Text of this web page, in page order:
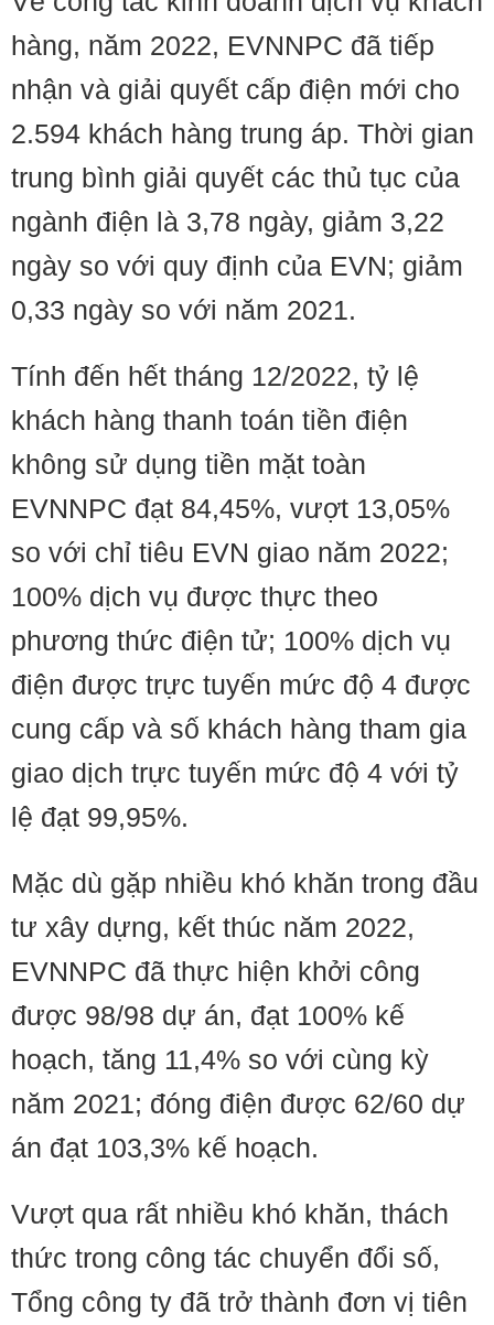
hàng, năm 2022, EVNNPC đã tiếp
nhận và giải quyết cấp điện mới cho
2.594 khách hàng trung áp. Thời gian
trung bình giải quyết các thủ tục của
ngành điện là 3,78 ngày, giảm 3,22
ngày so với quy định của EVN; giảm
0,33 ngày so với năm 2021.
Tính đến hết tháng 12/2022, tỷ lệ
khách hàng thanh toán tiền điện
không sử dụng tiền mặt toàn
EVNNPC đạt 84,45%, vượt 13,05%
so với chỉ tiêu EVN giao năm 2022;
100% dịch vụ được thực theo
phương thức điện tử; 100% dịch vụ
điện được trực tuyến mức độ 4 được
cung cấp và số khách hàng tham gia
giao dịch trực tuyến mức độ 4 với tỷ
lệ đạt 99,95%.
Mặc dù gặp nhiều khó khăn trong đầu
tư xây dựng, kết thúc năm 2022,
EVNNPC đã thực hiện khởi công
được 98/98 dự án, đạt 100% kế
hoạch, tăng 11,4% so với cùng kỳ
năm 2021; đóng điện được 62/60 dự
án đạt 103,3% kế hoạch.
Vượt qua rất nhiều khó khăn, thách
thức trong công tác chuyển đổi số,
Tổng công ty đã trở thành đơn vị tiên